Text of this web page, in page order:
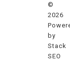
©
2026
by
Stack
SEO